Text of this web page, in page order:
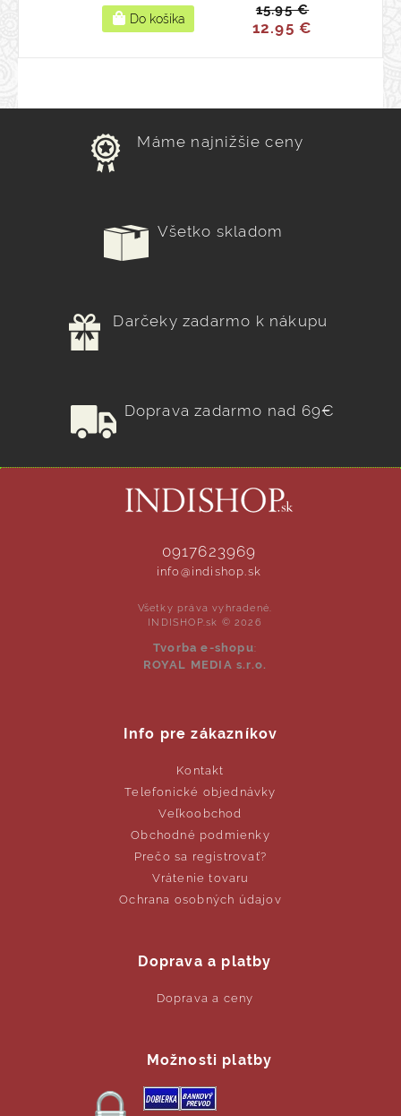
15.95 €
12.95 €
Máme najnižšie ceny
Všetko skladom
Darčeky zadarmo k nákupu
Doprava zadarmo nad 69€
0917623969
info@indishop.sk
Všetky práva vyhradené.
INDISHOP.sk © 2026
Tvorba e-shopu:
ROYAL MEDIA s.r.o.
Info pre zákazníkov
Kontakt
Telefonické objednávky
Veľkoobchod
Obchodné podmienky
Prečo sa registrovať?
Vrátenie tovaru
Ochrana osobných údajov
Doprava a platby
Doprava a ceny
Možnosti platby